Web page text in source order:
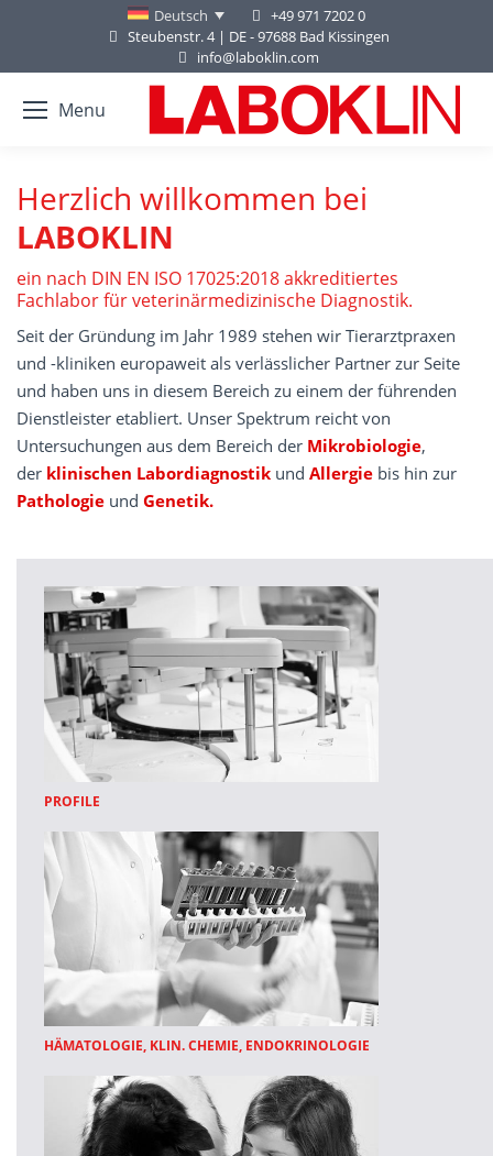
Deutsch
+49 971 7202 0
Steubenstr. 4 | DE - 97688 Bad Kissingen
info@laboklin.com
Menu
Herzlich willkommen bei
LABOKLIN
ein nach DIN EN ISO 17025:2018 akkreditiertes
Fachlabor für veterinärmedizinische Diagnostik.
Seit der Gründung im Jahr 1989 stehen wir Tierarztpraxen
und -kliniken europaweit als verlässlicher Partner zur Seite
und haben uns in diesem Bereich zu einem der führenden
Dienstleister etabliert. Unser Spektrum reicht von
Untersuchungen aus dem Bereich der Mikrobiologie,
der klinischen Labordiagnostik und Allergie bis hin zur
Pathologie und Genetik.
PROFILE
HÄMATOLOGIE, KLIN. CHEMIE, ENDOKRINOLOGIE